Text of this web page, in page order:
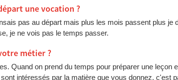
une vocation ?
pas au départ mais plus les mois passent plus je
je ne vois pas le temps passer.
métier ?
Quand on prend du temps pour préparer une leçon
intéressés par la matière que vous donnez, c'est